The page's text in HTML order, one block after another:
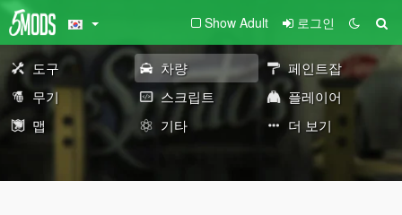
Show Adult 로그인
도구 차량
페인트잡
무기
스크립트
플레이어
맵
기타 더 보기